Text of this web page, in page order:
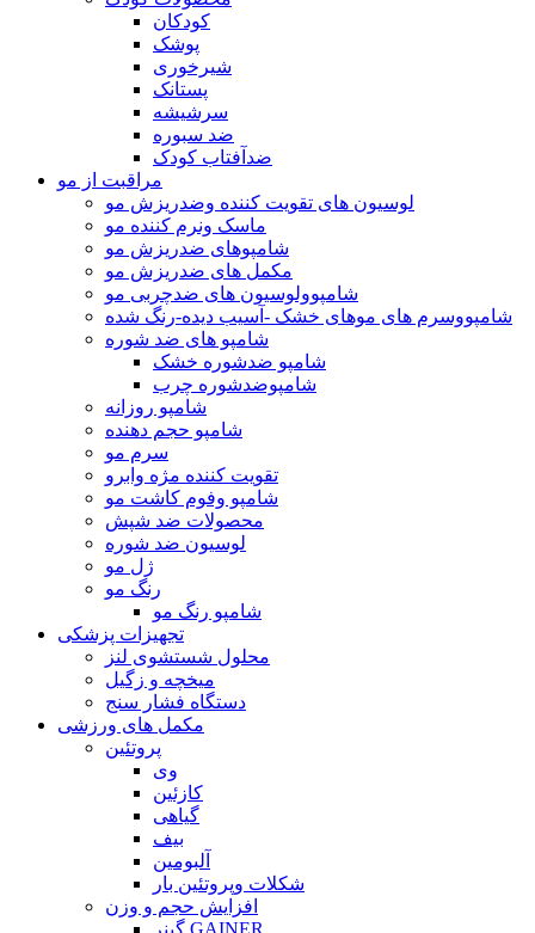
کودکان
پوشک
شیرخوری
پستانک
سرشیشه
ضد سبوره
ضدآفتاب کودک
مراقبت از مو
لوسیون های تقویت کننده وضدریزش مو
ماسک ونرم کننده مو
شامپوهای ضدریزش مو
مکمل های ضدریزش مو
شامپوولوسیون های ضدچربی مو
شامپووسرم های موهای خشک -آسیب دیده-رنگ شده
شامپو های ضد شوره
شامپو ضدشوره خشک
شامپوضدشوره چرب
شامپو روزانه
شامپو حجم دهنده
سرم مو
تقویت کننده مژه وابرو
شامپو وفوم کاشت مو
محصولات ضد شپش
لوسیون ضد شوره
ژل مو
رنگ مو
شامپو رنگ مو
تجهیزات پزشکی
محلول شستشوی لنز
میخچه و زگیل
دستگاه فشار سنج
مکمل های ورزشی
پروتئین
وی
کازئین
گیاهی
بیف
آلبومین
شکلات وپروتئین بار
افزایش حجم و وزن